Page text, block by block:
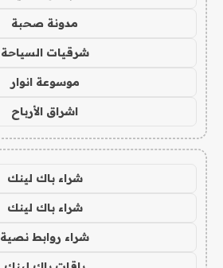
مدونة صحبة
شرقيات السياحة
موسوعة انوار
اشراق الأرباح
شراء باك لينك
شراء باك لينك
شراء روابط نصية